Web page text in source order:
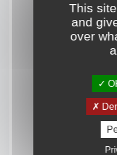
This
and
over